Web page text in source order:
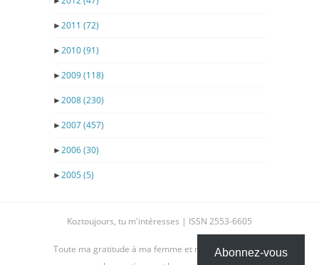
►2011 (72)
►2010(91)
►2009(118)
►2008(230)
►2007(457)
►2006(30)
►2005(5)
Koztoujours, tu m'intéresses | ISSN 2553-6605
Toute ma gratitude à ma femme et mes enfants, pour
Abonnez-vous